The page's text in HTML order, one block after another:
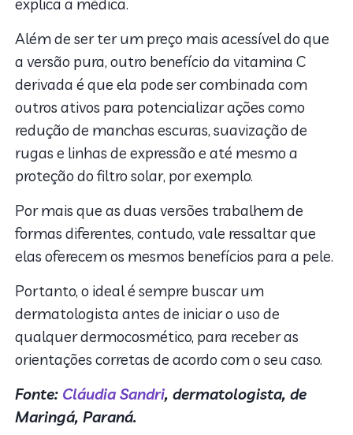
explica a médica.
Além de ser ter um preço mais acessível do que
a versão pura, outro benefício da vitamina C
derivada é que ela pode ser combinada com
outros ativos para potencializar ações como
redução de manchas escuras, suavização de
rugas e linhas de expressão e até mesmo a
proteção do filtro solar, por exemplo.
Por mais que as duas versões trabalhem de
formas diferentes, contudo, vale ressaltar que
elas oferecem os mesmos benefícios para a pele.
Portanto, o ideal é sempre buscar um
dermatologista antes de iniciar o uso de
qualquer dermocosmético, para receber as
orientações corretas de acordo com o seu caso.
Fonte: Cláudia Sandri, dermatologista, de
Maringá, Paraná.